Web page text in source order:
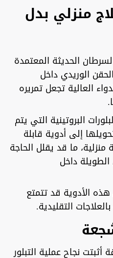
منزلي بدل
الحديثة المعتمدة
الوريدي داخل
العالية تجعل تمريره
البروتينية التي يتم
إلى أدوية قابلة
ما قد يقلل الحاجة
داخل
الأدوية قد تتمتع
التقليدية.
أثبتت نجاح عملية التبلور